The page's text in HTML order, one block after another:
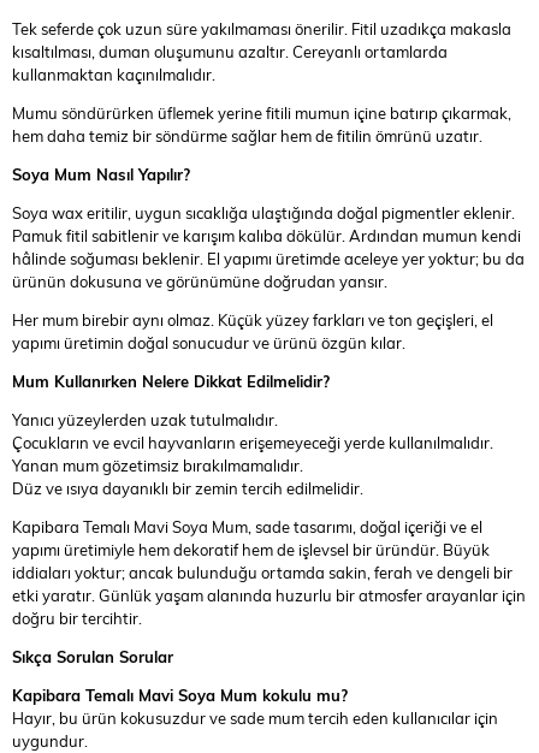
Tek seferde çok uzun süre yakılmaması önerilir. Fitil uzadıkça makasla
kısaltılması, duman oluşumunu azaltır. Cereyanlı ortamlarda
kullanmaktan kaçınılmalıdır.
Mumu söndürürken üflemek yerine fitili mumun içine batırıp çıkarmak,
hem daha temiz bir söndürme sağlar hem de fitilin ömrünü uzatır.
Soya Mum Nasıl Yapılır?
Soya wax eritilir, uygun sıcaklığa ulaştığında doğal pigmentler eklenir.
Pamuk fitil sabitlenir ve karışım kalıba dökülür. Ardından mumun kendi
hâlinde soğuması beklenir. El yapımı üretimde aceleye yer yoktur; bu da
ürünün dokusuna ve görünümüne doğrudan yansır.
Her mum birebir aynı olmaz. Küçük yüzey farkları ve ton geçişleri, el
yapımı üretimin doğal sonucudur ve ürünü özgün kılar.
Mum Kullanırken Nelere Dikkat Edilmelidir?
Yanıcı yüzeylerden uzak tutulmalıdır.
Çocukların ve evcil hayvanların erişemeyeceği yerde kullanılmalıdır.
Yanan mum gözetimsiz bırakılmamalıdır.
Düz ve ısıya dayanıklı bir zemin tercih edilmelidir.
Kapibara Temalı Mavi Soya Mum, sade tasarımı, doğal içeriği ve el
yapımı üretimiyle hem dekoratif hem de işlevsel bir üründür. Büyük
iddiaları yoktur; ancak bulunduğu ortamda sakin, ferah ve dengeli bir
etki yaratır. Günlük yaşam alanında huzurlu bir atmosfer arayanlar için
doğru bir tercihtir.
Sıkça Sorulan Sorular
Kapibara Temalı Mavi Soya Mum kokulu mu?
Hayır, bu ürün kokusuzdur ve sade mum tercih eden kullanıcılar için
uygundur.